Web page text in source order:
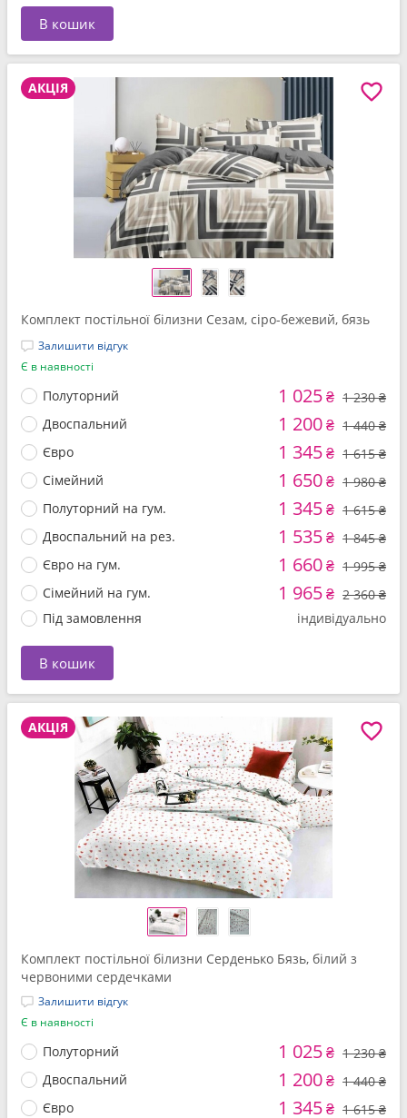
В кошик
АКЦІЯ
Комплект постільної білизни Сезам, сіро-бежевий, бязь
Залишити відгук
Є в наявності
Полуторний 1 025₴ 1 230 ₴
Двоспальний
1 200₴ 1 440 ₴
Євро
1 345₴ 1 615 ₴
Сімейний
1 650₴ 1 980 ₴
Полуторний на гум.
1 345₴ 1 615 ₴
Двоспальний на рез.
1 535₴ 1 845 ₴
Євро на гум.
1 660₴ 1 995 ₴
Сімейний на гум.
1 965₴ 2 360 ₴
Під замовлення
індивідуально
В кошик
АКЦІЯ
Комплект постільної білизни Серденько Бязь, білий з
червоними сердечками
Залишити відгук
Є в наявності
Полуторний 1 025₴ 1 230 ₴
Двоспальний
1 200₴ 1 440 ₴
Євро
1 345₴ 1 615 ₴